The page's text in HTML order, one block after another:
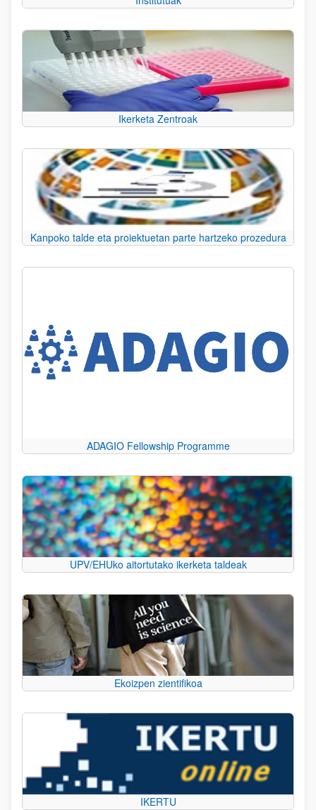
Ikerketa Zentroak
Kanpoko talde eta proiektuetan parte hartzeko prozedura
ADAGIO Fellowship Programme
UPV/EHUko aitortutako ikerketa taldeak
Ekoizpen zientifikoa
IKERTU